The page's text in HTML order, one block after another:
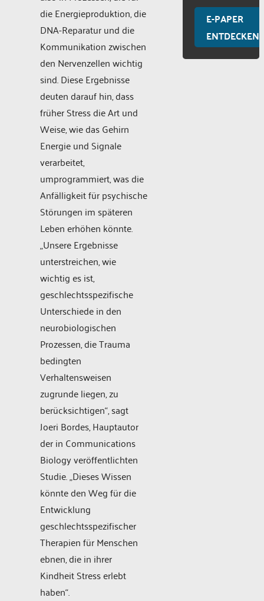
die Energieproduktion, die
DNA-Reparatur und die
Kommunikation zwischen
den Nervenzellen wichtig
sind. Diese Ergebnisse
deuten darauf hin, dass
früher Stress die Art und
Weise, wie das Gehirn
Energie und Signale
verarbeitet,
umprogrammiert, was die
Anfälligkeit für psychische
Störungen im späteren
Leben erhöhen könnte.
„Unsere Ergebnisse
unterstreichen, wie
wichtig es ist,
geschlechtsspezifische
Unterschiede in den
neurobiologischen
Prozessen, die Trauma
bedingten
Verhaltensweisen
zugrunde liegen, zu
berücksichtigen“, sagt
Joeri Bordes, Hauptautor
der in Communications
Biology veröffentlichten
Studie. „Dieses Wissen
könnte den Weg für die
Entwicklung
geschlechtsspezifischer
Therapien für Menschen
ebnen, die in ihrer
Kindheit Stress erlebt
haben“.
E-PAPER
ENTDECKEN